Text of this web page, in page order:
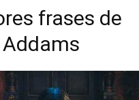
frases de